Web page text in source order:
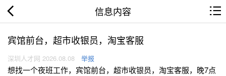
信息内容
宾馆前台，超市收银员，淘宝客服
深圳人才网 2026.08.08 举报
想找一个夜班工作，宾馆前台，超市收银员，淘宝客服，晚7点